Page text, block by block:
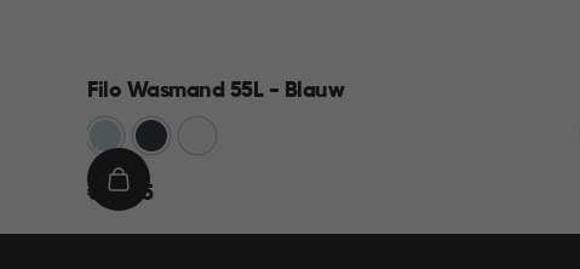
Filo Wasmand 55L - Blauw
BlauwAntraciet
€€ 21,95
IN